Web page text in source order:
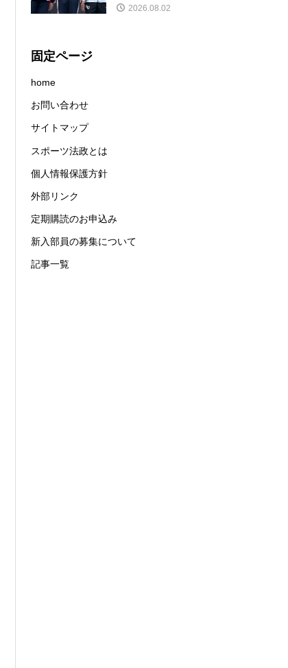
2026.08.02
固定ページ
home
お問い合わせ
サイトマップ
スポーツ法政とは
個人情報保護方針
外部リンク
定期購読のお申込み
新入部員の募集について
記事一覧